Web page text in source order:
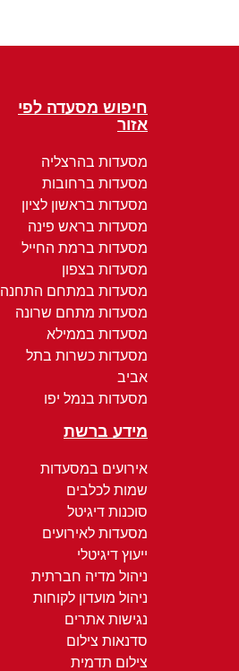
חיפוש מסעדה לפי
אזור
מסעדות בהרצליה
מסעדות ברחובות
מסעדות בראשון לציון
מסעדות בראש פינה
מסעדות ברמת החייל
מסעדות בצפון
מסעדות במתחם התחנה
מסעדות מתחם שרונה
מסעדות בממילא
מסעדות כשרות בתל
אביב
מסעדות בנמל יפו
מידע ברשת
אירועים במסעדות
שמות לכלבים
סוכנות דיגיטל
מסעדות לאירועים
ייעוץ דיגיטלי
ניהול מדיה חברתית
ניהול מועדון לקוחות
נגישות אתרים
סדנאות צילום
צילום תדמית